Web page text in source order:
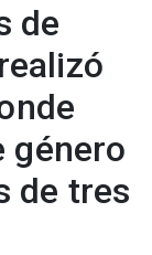
de
género
de tres